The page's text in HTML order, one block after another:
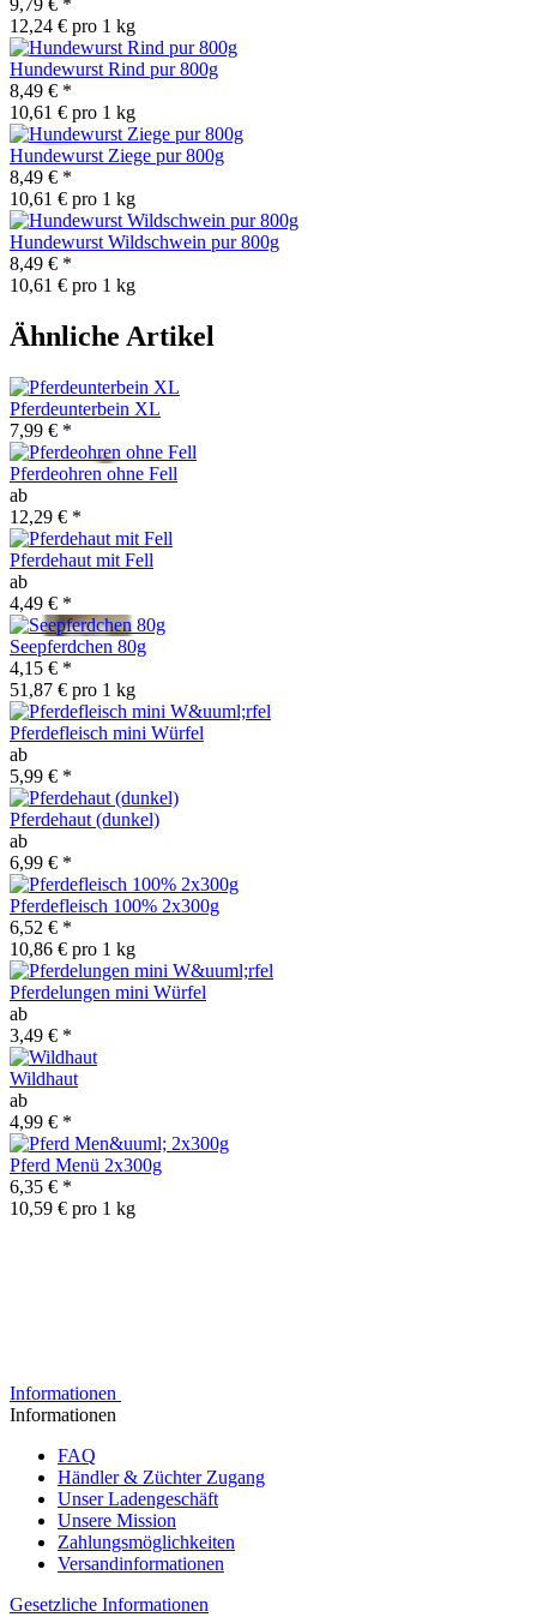
9,79 € *
12,24 € pro 1 kg
Hundewurst Rind pur 800g
8,49 € *
10,61 € pro 1 kg
Hundewurst Ziege pur 800g
8,49 € *
10,61 € pro 1 kg
Hundewurst Wildschwein pur 800g
8,49 € *
10,61 € pro 1 kg
Ähnliche Artikel
Pferdeunterbein XL
7,99 € *
Pferdeohren ohne Fell
ab
12,29 € *
Pferdehaut mit Fell
ab
4,49 € *
Seepferdchen 80g
4,15 € *
51,87 € pro 1 kg
Pferdefleisch mini Würfel
ab
5,99 € *
Pferdehaut (dunkel)
ab
6,99 € *
Pferdefleisch 100% 2x300g
6,52 € *
10,86 € pro 1 kg
Pferdelungen mini Würfel
ab
3,49 € *
Wildhaut
ab
4,99 € *
Pferd Menü 2x300g
6,35 € *
10,59 € pro 1 kg
Informationen
Informationen
FAQ
Händler & Züchter Zugang
Unser Ladengeschäft
Unsere Mission
Zahlungsmöglichkeiten
Versandinformationen
Gesetzliche Informationen